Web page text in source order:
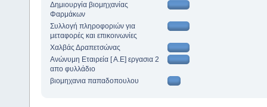
Δημιουργία βιομηχανίας
Φαρμάκων
Συλλογή πληροφοριών για
μεταφορές και επικοινωνίες
Χαλβάς Δραπετσώνας
Ανώνυμη Εταιρεία [ Α.Ε] εργασια 2
απο φυλλάδιο
βιομηχανια παπαδοπουλου